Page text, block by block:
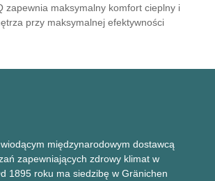
zapewnia maksymalny komfort cieplny i
przy maksymalnej efektywności
międzynarodowym dostawcą
zapewniających zdrowy klimat w
1895 roku ma siedzibę w Gränichen